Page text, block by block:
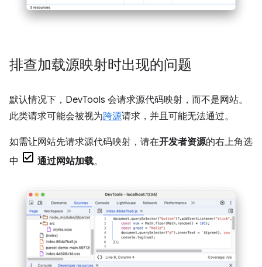
排查加载源映射时出现的问题
默认情况下，DevTools 会请求源代码映射，而不是网站。
此类请求可能会被视为跨源请求，并且可能无法通过。
如需让网站先请求源代码映射，请在开发者资源的右上角选
中
通过网站加载。